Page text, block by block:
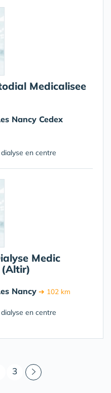
Medicalisee
Nancy Cedex
en centre
Medic
(Altir)
Nancy ➔ 102 km
en centre
3